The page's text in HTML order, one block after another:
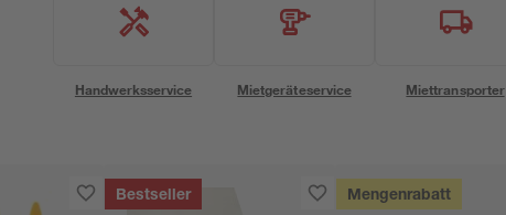
Handwerksservice Mietgeräteservice Miettransporter
Bestseller Mengenrabatt